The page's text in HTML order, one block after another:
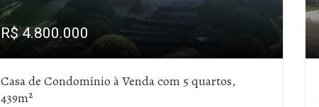
R$ 4.800.000
Casa de Condomínio à Venda com 5 quartos,
439m²